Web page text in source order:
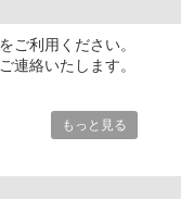
ご利用ください。
連絡いたします。
した。
もっと見る